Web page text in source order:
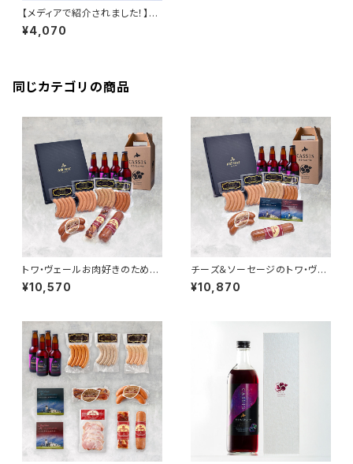
【メディアで紹介されました！】黒
松内カシスエール330ml ４本
セット（箱付き）
¥4,070
同じカテゴリの商品
トワ・ヴェールお肉好きのための
ギフトセットと「黒松内カシスエ
ール330ml」4本
¥10,570
チーズ＆ソーセージのトワ・ヴェ
ールギフトセットと「黒松内カシ
スエール 330ml」4本
¥10,870